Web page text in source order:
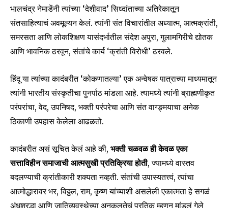
भालचंद्र नेमाडेंनी त्यांच्या ‘देशीवाद’ सिध्दांताच्या अतिरेकातून
संतसाहित्याचं अवमूल्यन केलं. त्यांनी संत विचारांतील अध्यात्म, आत्मक्रांती,
समरसता आणि लोकशिक्षण यासंदर्भातील संदेश अपुरा, गुलामगिरीचे द्योतक
आणि भावनिक ठरवून, संतांचे कार्य ‘क्रांती विरोधी’ ठरवले.
हिंदू या त्यांच्या कादंबरीत ‘कोकणातल्या’ एक अन्वेषक पात्राच्या माध्यमातून
त्यांनी भारतीय संस्कृतीचा पुनर्पाठ मांडला आहे. त्यामध्ये त्यांनी ब्राह्मणीकृत
परंपरांचा, वेद, उपनिषद, भक्ती परंपरेचा आणि संत वाग्ङ्मयाचा अनेक
ठिकाणी उपहास केलेला आढळतो.
कादंबरीत असं सूचित केलं आहे की, भक्ती चळवळ ही केवळ एका
सत्ताविहीन समाजाची आत्मसुखी प्रतिक्रिया होती, ज्यामध्ये वास्तव
बदलण्याची क्रांतीकारी शक्यता नव्हती. संतांची उपास्यतत्त्वं, त्यांचा
आत्मोद्धारावर भर, विठ्ठल, राम, कृष्ण यांच्याशी असलेली एकात्मता हे सगळं
अंधश्रद्धा आणि जातिव्यवस्थेच्या अनुकूलतेचं प्रतिक म्हणून मांडलं गेले